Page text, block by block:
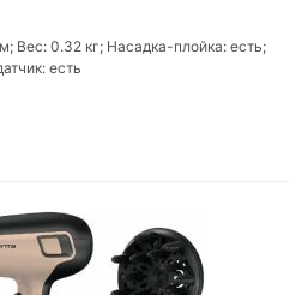
Вес: 0.32 кг; Насадка-плойка: есть;
есть